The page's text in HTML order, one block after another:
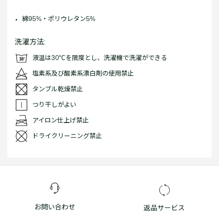
綿95%・ポリウレタン5%
洗濯方法:
液温は30℃を限度とし、洗濯機で洗濯ができる
塩素系及び酸素系漂白剤の使用禁止
タンブル乾燥禁止
つり干しがよい
アイロン仕上げ禁止
ドライクリーニング禁止
お問い合わせ 返品サービス